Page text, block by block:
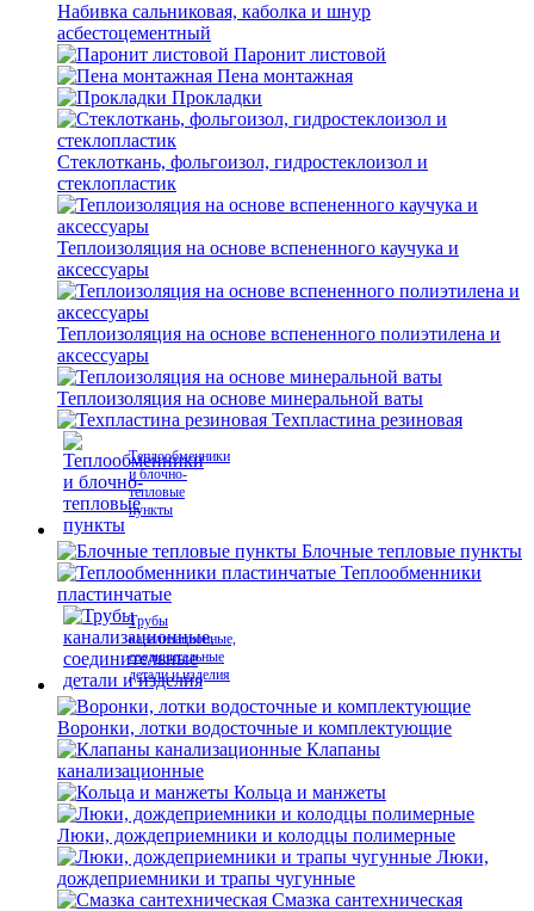
Набивка сальниковая, каболка и шнур
асбестоцементный
Паронит листовой
Пена монтажная
Прокладки
Стеклоткань, фольгоизол, гидростеклоизол и
стеклопластик
Теплоизоляция на основе вспененного каучука и
аксессуары
Теплоизоляция на основе вспененного полиэтилена и
аксессуары
Теплоизоляция на основе минеральной ваты
Техпластина резиновая
Теплообменники
и блочно-
тепловые
пункты
Блочные тепловые пункты
Теплообменники
пластинчатые
Трубы
канализационные,
соединительные
детали и изделия
Воронки, лотки водосточные и комплектующие
Клапаны
канализационные
Кольца и манжеты
Люки, дождеприемники и колодцы полимерные
Люки,
дождеприемники и трапы чугунные
Смазка сантехническая